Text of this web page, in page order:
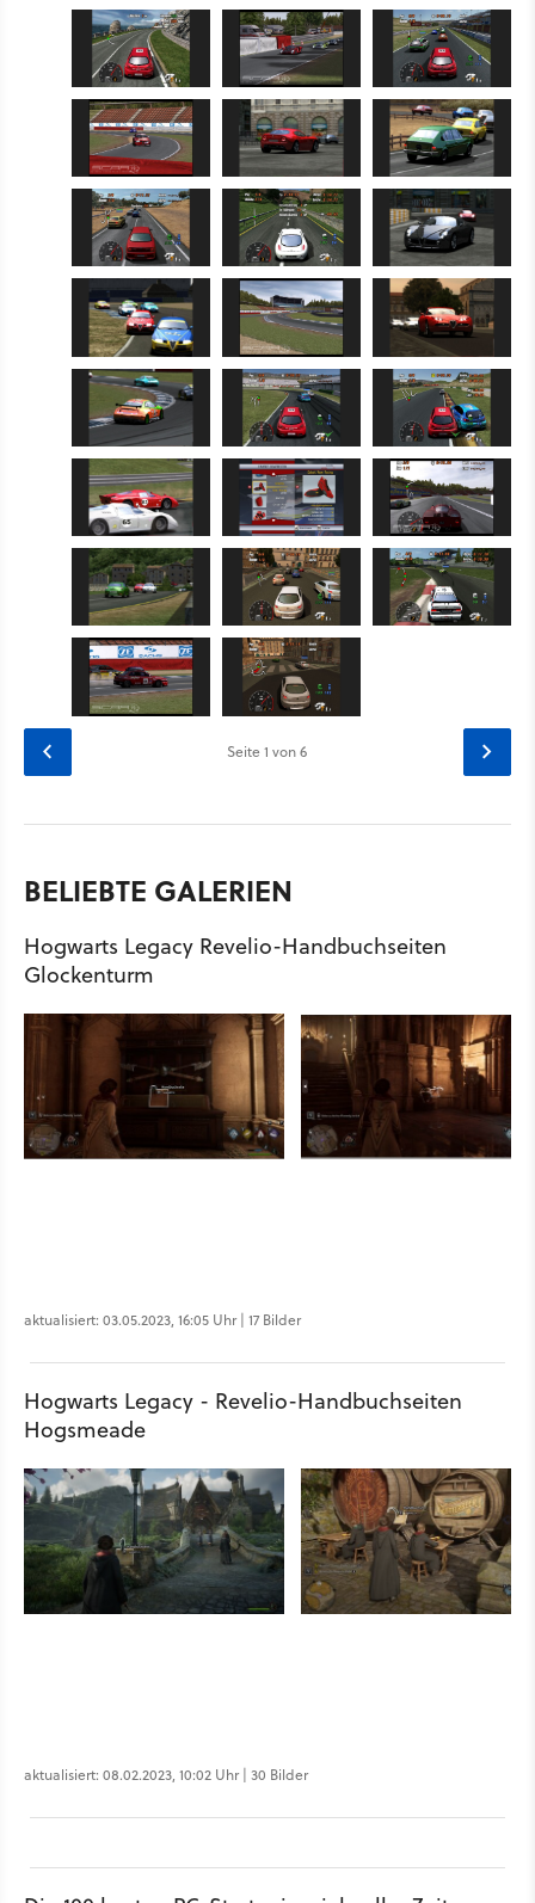
Seite1 von 6
BELIEBTE GALERIEN
Hogwarts Legacy Revelio-Handbuchseiten
Glockenturm
aktualisiert: 03.05.2023, 16:05 Uhr | 17 Bilder
Hogwarts Legacy - Revelio-Handbuchseiten
Hogsmeade
aktualisiert: 08.02.2023, 10:02 Uhr | 30 Bilder